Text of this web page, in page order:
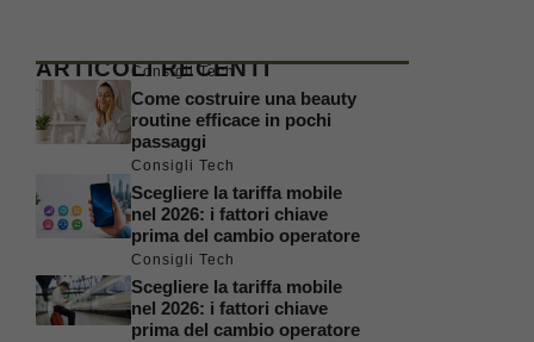
ARTICOLI RECENTI
Consigli Tech
Come costruire una beauty
routine efficace in pochi
passaggi
Consigli Tech
Scegliere la tariffa mobile
nel 2026: i fattori chiave
prima del cambio operatore
Consigli Tech
Scegliere la tariffa mobile
nel 2026: i fattori chiave
prima del cambio operatore